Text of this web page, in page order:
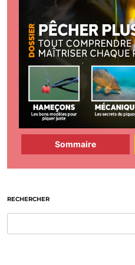
Sommaire
RECHERCHER